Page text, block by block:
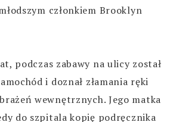
członkiem Brooklyn
podczas zabawy na ulicy został
i doznał złamania ręki
wewnętrznych. Jego matka
do szpitala kopię podręcznika